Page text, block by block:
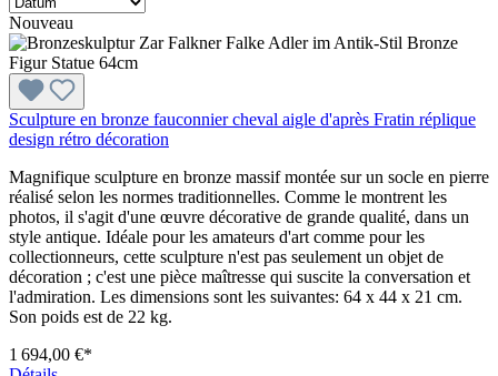
Nouveau
Sculpture en bronze fauconnier cheval aigle d'après Fratin réplique
design rétro décoration
Magnifique sculpture en bronze massif montée sur un socle en pierre
réalisé selon les normes traditionnelles. Comme le montrent les
photos, il s'agit d'une œuvre décorative de grande qualité, dans un
style antique. Idéale pour les amateurs d'art comme pour les
collectionneurs, cette sculpture n'est pas seulement un objet de
décoration ; c'est une pièce maîtresse qui suscite la conversation et
l'admiration. Les dimensions sont les suivantes: 64 x 44 x 21 cm.
Son poids est de 22 kg.
1 694,00 €*